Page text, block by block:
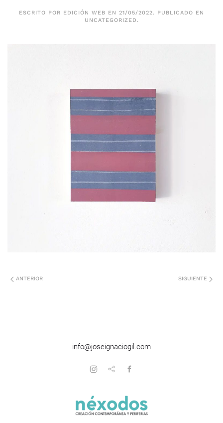
ESCRITO POR EDICIÓN WEB EN 21/05/2022. PUBLICADO EN
UNCATEGORIZED .
ANTERIOR SIGUIENTE
info@joseignaciogil.com